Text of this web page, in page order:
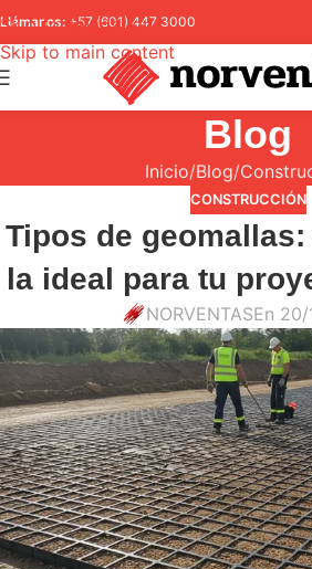
Skip to navigation
Skip to main content
Llámanos: +57 (601) 447 3000
Blog
Inicio Blog
CONSTRUCCIÓN
Tipos de
la ideal para tu
NORVENTASEn